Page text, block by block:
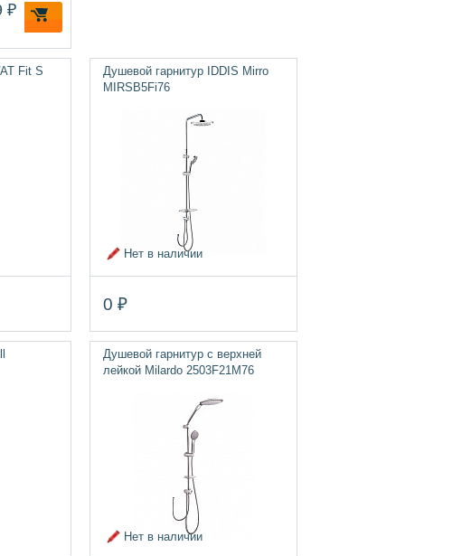
₽
Fit S
Душевой гарнитур IDDIS Mirro
MIRSB5Fi76
Нет в наличии
0 ₽
Душевой гарнитур с верхней
лейкой Milardo 2503F21M76
Нет в наличии